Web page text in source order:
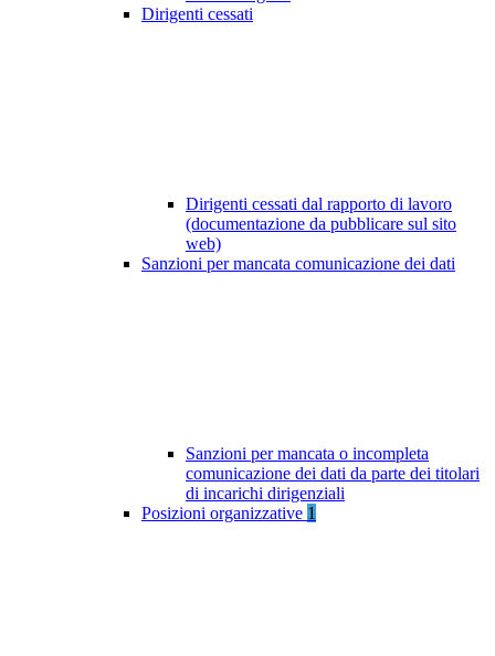
Dirigenti cessati
Dirigenti cessati dal rapporto di lavoro
(documentazione da pubblicare sul sito
web)
Sanzioni per mancata comunicazione dei dati
Sanzioni per mancata o incompleta
comunicazione dei dati da parte dei titolari
di incarichi dirigenziali
Posizioni organizzative 1